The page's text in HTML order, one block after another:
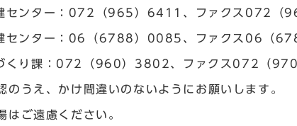
センター：072（965）6411、ファクス072（
センター：06（6788）0085、ファクス06（
くり課：072（960）3802、ファクス072（
のうえ、かけ間違いのないようにお願いします。
はご遠慮ください。